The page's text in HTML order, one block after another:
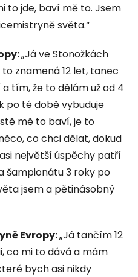
to jde, baví mě to. Jsem
světa.“
„Já ve Stonožkách
znamená 12 let, tanec
tím, že to dělám už od 4
po té době vybuduje
mě to baví, je to
co chci dělat, dokud
největší úspěchy patří
šampionátu 3 roky po
jsem a pětinásobný
Evropy:„Já tančím 12
co mi to dává a mám
bych asi nikdy